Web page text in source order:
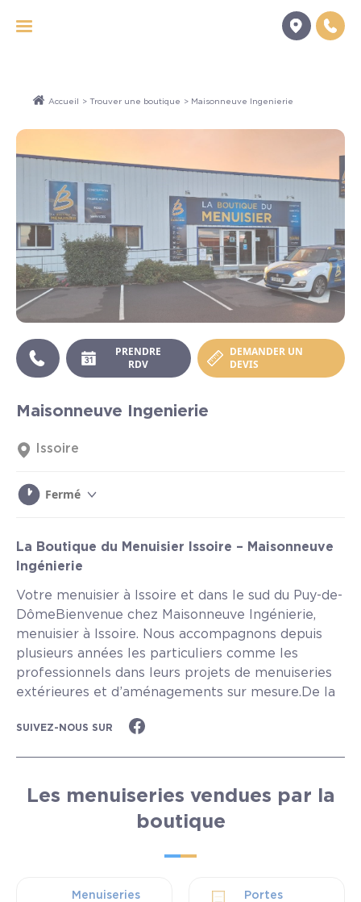
Accueil > Trouver une boutique > Maisonneuve Ingenierie
Maisonneuve Ingenierie
Issoire
PRENDRE
RDV
DEMANDER UN
DEVIS
Fermé
La Boutique du Menuisier Issoire – Maisonneuve
Ingénierie
Votre menuisier à Issoire et dans le sud du Puy-de-
DômeBienvenue chez Maisonneuve Ingénierie,
menuisier à Issoire. Nous accompagnons depuis
plusieurs années les particuliers comme les
professionnels dans leurs projets de menuiseries
extérieures et d’aménagements sur mesure.De la
SUIVEZ-NOUS SUR
Les menuiseries vendues par la
boutique
Menuiseries
Portes